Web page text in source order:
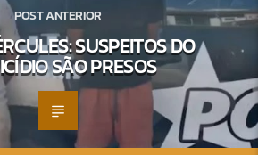
POST ANTERIOR
SUSPEITOS DO
SÃO PRESOS